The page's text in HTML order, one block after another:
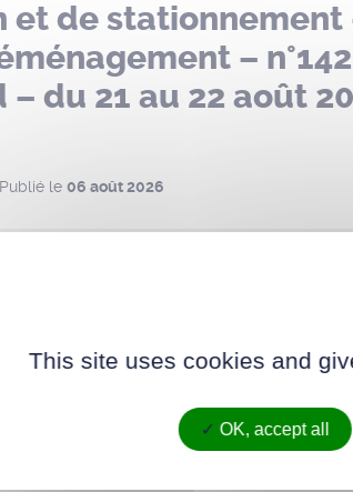
et de
–
du 21 au 22 août
Publié le 06 août 2026
2026-0974 –
– rue Jean-
– à compter
This site uses cookies and
OK, accept all